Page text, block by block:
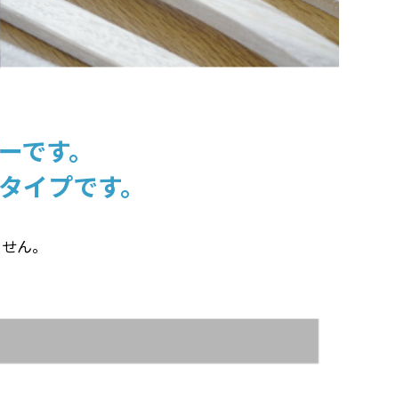
です。
イプです。
ん。